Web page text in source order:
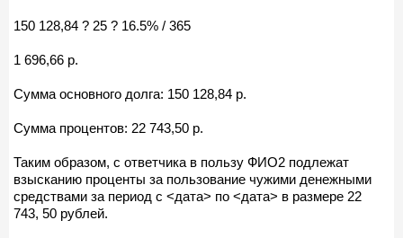
150 128,84 ? 25 ? 16.5% / 365
1 696,66 р.
Сумма основного долга: 150 128,84 р.
Сумма процентов: 22 743,50 р.
Таким образом, с ответчика в пользу ФИО2 подлежат
взысканию проценты за пользование чужими денежными
средствами за период с <дата> по <дата> в размере 22
743, 50 рублей.